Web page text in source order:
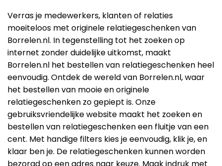
Verras je medewerkers, klanten of relaties
moeiteloos met originele relatiegeschenken van
Borrelen.nl. In tegenstelling tot het zoeken op
internet zonder duidelijke uitkomst, maakt
Borrelen.nl het bestellen van relatiegeschenken heel
eenvoudig. Ontdek de wereld van Borrelen.nl, waar
het bestellen van mooie en originele
relatiegeschenken zo gepiept is. Onze
gebruiksvriendelijke website maakt het zoeken en
bestellen van relatiegeschenken een fluitje van een
cent. Met handige filters kies je eenvoudig, klik je, en
klaar ben je. De relatiegeschenken kunnen worden